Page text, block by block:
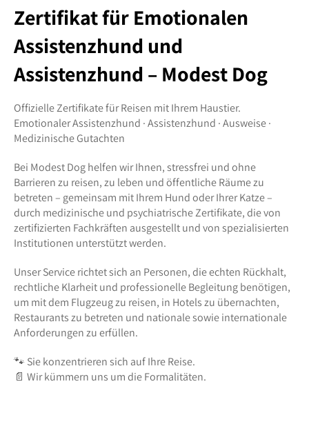
Zertifikat für Emotionalen
Assistenzhund und
Assistenzhund – Modest Dog
Offizielle Zertifikate für Reisen mit Ihrem Haustier.
Emotionaler Assistenzhund · Assistenzhund · Ausweise ·
Medizinische Gutachten
Bei Modest Dog helfen wir Ihnen, stressfrei und ohne
Barrieren zu reisen, zu leben und öffentliche Räume zu
betreten – gemeinsam mit Ihrem Hund oder Ihrer Katze –
durch medizinische und psychiatrische Zertifikate, die von
zertifizierten Fachkräften ausgestellt und von spezialisierten
Institutionen unterstützt werden.
Unser Service richtet sich an Personen, die echten Rückhalt,
rechtliche Klarheit und professionelle Begleitung benötigen,
um mit dem Flugzeug zu reisen, in Hotels zu übernachten,
Restaurants zu betreten und nationale sowie internationale
Anforderungen zu erfüllen.
🐾 Sie konzentrieren sich auf Ihre Reise.
📄 Wir kümmern uns um die Formalitäten.